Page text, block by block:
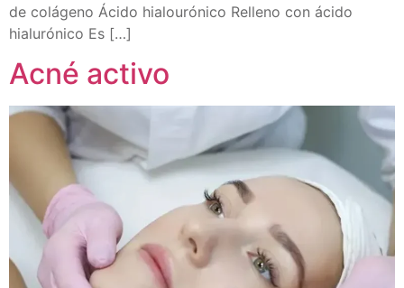
de colágeno Ácido hialourónico Relleno con ácido
hialurónico Es […]
Acné activo